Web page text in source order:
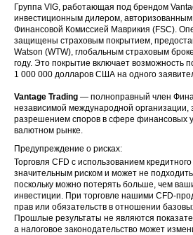
Группа VIG, работающая под брендом
инвестиционным дилером,
Финансовой Комиссией Маврикия (FSC).
защищены страховым покрытием,
Watson (WTW), глобальным страховым
году. Это покрытие включает возможность
1 000 000 долларов США на одного
Vantage Trading — полноправный член
независимой международной
разрешением споров в сфере финансовых
валютном рынке.
Предупреждение о рисках:
Торговля CFD с использованием
значительным риском и может не
поскольку можно потерять больше, чем
инвестиции. При торговле нашими CFD-
прав или обязательств в отношении
Прошлые результаты не являются
а налоговое законодательство может